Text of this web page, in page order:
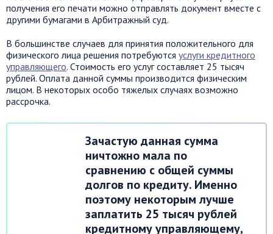
получения его печати можно отправлять документ вместе с
другими бумагами в Арбитражный суд.
В большинстве случаев для принятия положительного для
физического лица решения потребуются услуги кредитного
управляющего. Стоимость его услуг составляет 25 тысяч
рублей. Оплата данной суммы производится физическим
лицом. В некоторых особо тяжелых случаях возможно
рассрочка.
Зачастую данная сумма
ничтожно мала по
сравнению с общей суммы
долгов по кредиту. Именно
поэтому некоторым лучше
заплатить 25 тысяч рублей
кредитному управляющему,